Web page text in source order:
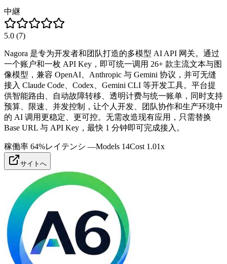
中継
5.0 (7)
Nagora 是专为开发者和团队打造的多模型 AI API 网关。通过
一个账户和一枚 API Key，即可统一调用 26+ 款主流文本与图
像模型，兼容 OpenAI、Anthropic 与 Gemini 协议，并可无缝
接入 Claude Code、Codex、Gemini CLI 等开发工具。平台提
供智能路由、自动故障转移、透明计费与统一账单，同时支持
预算、限速、并发控制，让个人开发、团队协作和生产环境中
的 AI 调用更稳定、更可控。无需改造现有应用，只需替换
Base URL 与 API Key，最快 1 分钟即可完成接入。
稼働率 64%レイテンシ —Models 14Cost 1.01x
サイトへ